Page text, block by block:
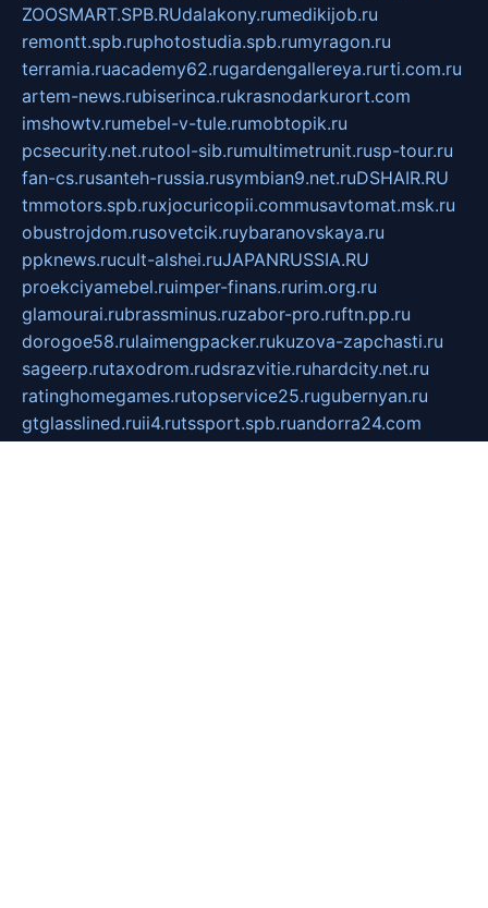
ZOOSMART.SPB.RUdalakony.rumedikijob.ru
remontt.spb.ruphotostudia.spb.rumyragon.ru
terramia.ruacademy62.rugardengallereya.rurti.com.ru
artem-news.rubiserinca.rukrasnodarkurort.com
imshowtv.rumebel-v-tule.rumobtopik.ru
pcsecurity.net.rutool-sib.rumultimetrunit.rusp-tour.ru
fan-cs.rusanteh-russia.rusymbian9.net.ruDSHAIR.RU
tmmotors.spb.ruxjocuricopii.commusavtomat.msk.ru
obustrojdom.rusovetcik.ruybaranovskaya.ru
ppknews.rucult-alshei.ruJAPANRUSSIA.RU
proekciyamebel.ruimper-finans.rurim.org.ru
glamourai.rubrassminus.ruzabor-pro.ruftn.pp.ru
dorogoe58.rulaimengpacker.rukuzova-zapchasti.ru
sageerp.rutaxodrom.rudsrazvitie.ruhardcity.net.ru
ratinghomegames.rutopservice25.rugubernyan.ru
gtglasslined.ruii4.rutssport.spb.ruandorra24.com